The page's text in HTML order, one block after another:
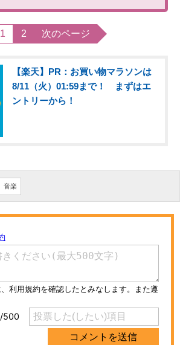
1 2 次のページ
【楽天】PR：お買い物マラソンは
8/11（火）01:59まで！ まずはエ
ントリーから！
音楽